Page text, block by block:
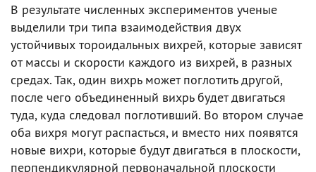
В результате численных экспериментов ученые
выделили три типа взаимодействия двух
устойчивых тороидальных вихрей, которые зависят
от массы и скорости каждого из вихрей, в разных
средах. Так, один вихрь может поглотить другой,
после чего объединенный вихрь будет двигаться
туда, куда следовал поглотивший. Во втором случае
оба вихря могут распасться, и вместо них появятся
новые вихри, которые будут двигаться в плоскости,
перпендикулярной первоначальной плоскости